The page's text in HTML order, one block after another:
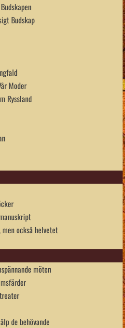
Budskap
Moder
Ryssland
också helvetet
möten
de behövande